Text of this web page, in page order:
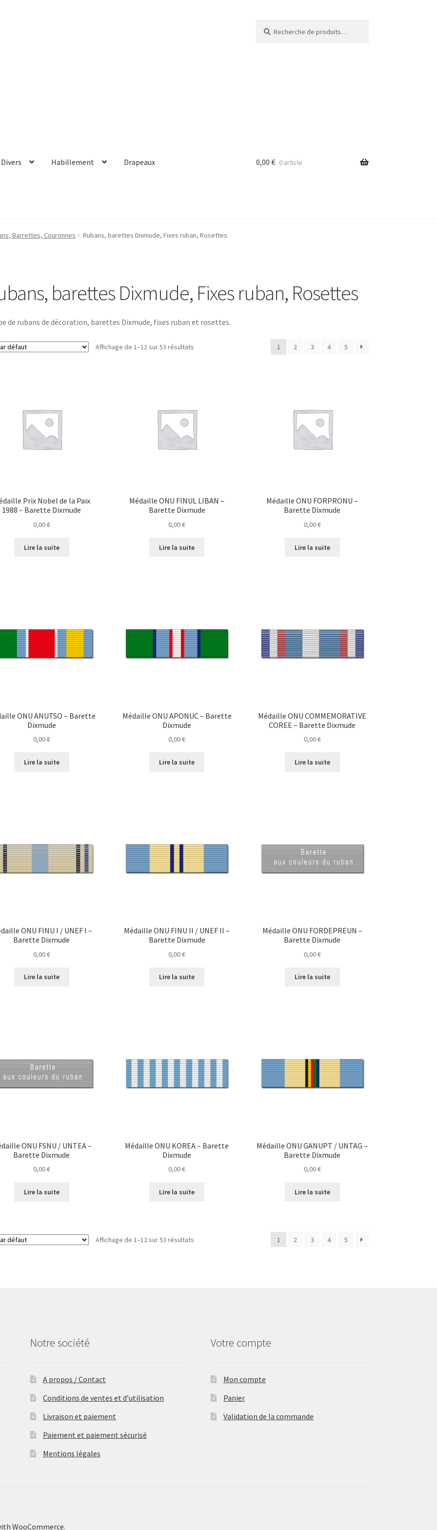
pour :
Divers Habillement Drapeaux 0,00 € 0 article
Barrettes, Couronnes Rubans, barettes Dixmude, Fixes ruban, Rosettes
barettes Dixmude, Fixes ruban, Rosettes
de rubans de décoration, barettes Dixmude, fixes ruban et rosettes.
Affichage de 1–12 sur 53 résultats 1 2 3 4 5
Prix Nobel de la Paix
1988 – Barette Dixmude
0,00€
Lire la suite
Médaille ONU FINUL LIBAN –
Barette Dixmude
0,00€
Lire la suite
Médaille ONU FORPRONU –
Barette Dixmude
0,00€
Lire la suite
ONU ANUTSO – Barette
Dixmude
0,00€
Lire la suite
Médaille ONU APONUC – Barette
Dixmude
0,00€
Lire la suite
Médaille ONU COMMEMORATIVE
COREE – Barette Dixmude
0,00€
Lire la suite
ONU FINU I / UNEF I –
Barette Dixmude
0,00€
Lire la suite
Médaille ONU FINU II / UNEF II –
Barette Dixmude
0,00€
Lire la suite
Médaille ONU FORDEPREUN –
Barette Dixmude
0,00€
Lire la suite
ONU FSNU / UNTEA –
Barette Dixmude
0,00€
Lire la suite
Médaille ONU KOREA – Barette
Dixmude
0,00€
Lire la suite
Médaille ONU GANUPT / UNTAG –
Barette Dixmude
0,00€
Lire la suite
Affichage de 1–12 sur 53 résultats 1 2 3 4 5
Notre société
A propos / Contact
Conditions de ventes et d’utilisation
Livraison et paiement
Paiement et paiement sécurisé
Mentions légales
Votre compte
Mon compte
Panier
Validation de la commande
WooCommerce.